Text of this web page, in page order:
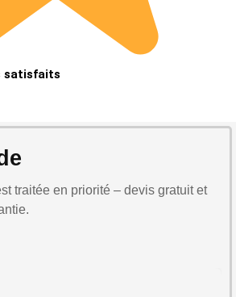
satisfaits
traitée en priorité – devis gratuit et